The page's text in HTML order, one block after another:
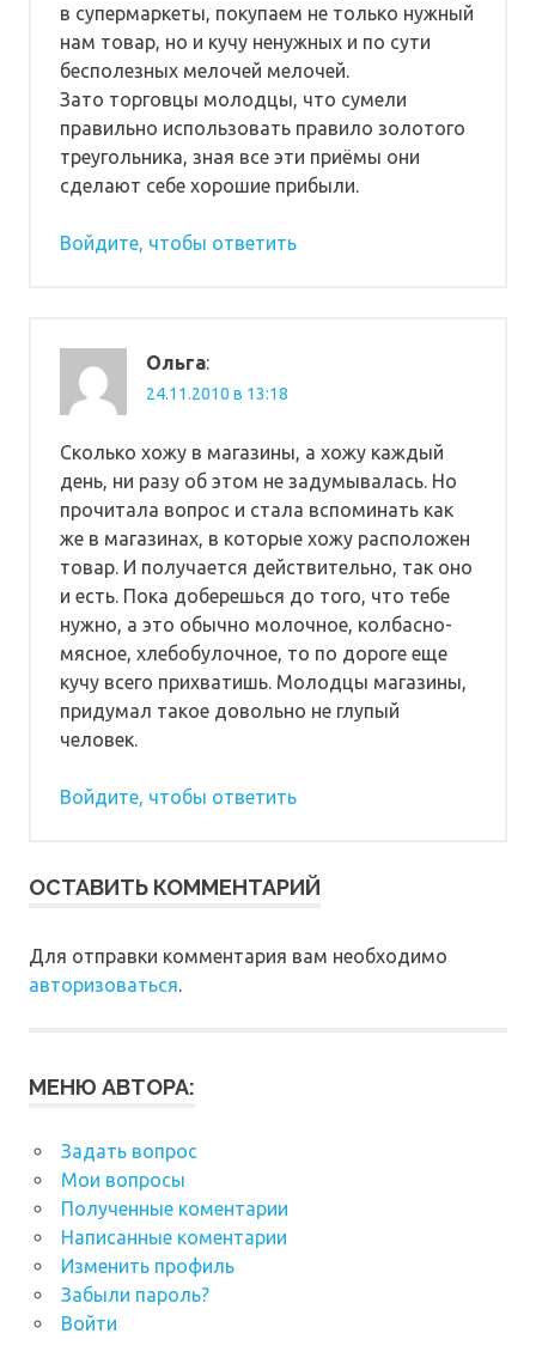
в супермаркеты, покупаем не только нужный
нам товар, но и кучу ненужных и по сути
бесполезных мелочей мелочей.
Зато торговцы молодцы, что сумели
правильно использовать правило золотого
треугольника, зная все эти приёмы они
сделают себе хорошие прибыли.
Войдите, чтобы ответить
Ольга:
24.11.2010 в 13:18
Сколько хожу в магазины, а хожу каждый
день, ни разу об этом не задумывалась. Но
прочитала вопрос и стала вспоминать как
же в магазинах, в которые хожу расположен
товар. И получается действительно, так оно
и есть. Пока доберешься до того, что тебе
нужно, а это обычно молочное, колбасно-
мясное, хлебобулочное, то по дороге еще
кучу всего прихватишь. Молодцы магазины,
придумал такое довольно не глупый
человек.
Войдите, чтобы ответить
ОСТАВИТЬ КОММЕНТАРИЙ
Для отправки комментария вам необходимо
авторизоваться.
МЕНЮ АВТОРА:
Задать вопрос
Мои вопросы
Полученные коментарии
Написанные коментарии
Изменить профиль
Забыли пароль?
Войти